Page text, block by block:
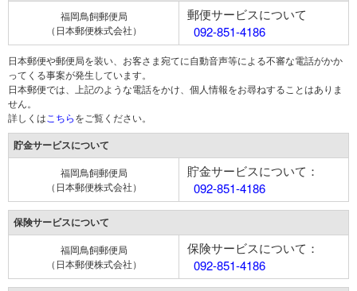
福岡鳥飼郵便局
（日本郵便株式会社）
郵便サービスについて
092-851-4186
日本郵便や郵便局を装い、お客さま宛てに自動音声等による不審な電話がかか
ってくる事案が発生しています。
日本郵便では、上記のような電話をかけ、個人情報をお尋ねすることはありま
せん。
詳しくは こちらをご覧ください。
貯金サービスについて
福岡鳥飼郵便局
（日本郵便株式会社）
貯金サービスについて：
092-851-4186
保険サービスについて
福岡鳥飼郵便局
（日本郵便株式会社）
保険サービスについて：
092-851-4186